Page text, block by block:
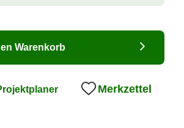
Warenkorb
Merkzettel